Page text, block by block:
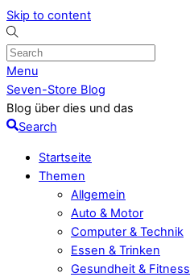
Skip to content
Menu
Seven-Store Blog
Blog über dies und das
Search
Startseite
Themen
Allgemein
Auto & Motor
Computer & Technik
Essen & Trinken
Gesundheit & Fitness